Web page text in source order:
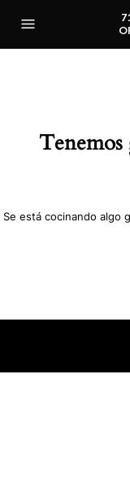
Tenemos
Se está cocinando algo